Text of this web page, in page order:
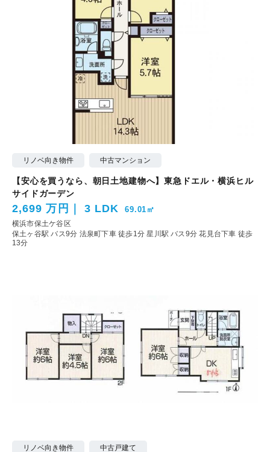
リノベ向き物件 中古マンション
【安心を買うなら、朝日土地建物へ】東急ドエル・横浜ヒル
サイドガーデン
2,699 万円 3 LDK 69.01㎡
横浜市保土ケ谷区
保土ヶ谷駅 バス9分 法泉町下車 徒歩1分星川駅 バス9分 花見台下車 徒歩
13分
リノベ向き物件 中古戸建て